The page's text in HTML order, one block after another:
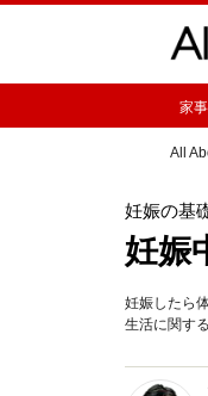
家
All
妊娠の基
妊娠
妊娠したら
生活に関す